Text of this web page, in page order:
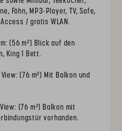
Föhn, MP3-Player, TV, Safe,
/ gratis WLAN.
(56 m²) Blick auf den
King 1 Bett.
(76 m²) Mit Balkon und
(76 m²) Balkon mit
vorhanden.